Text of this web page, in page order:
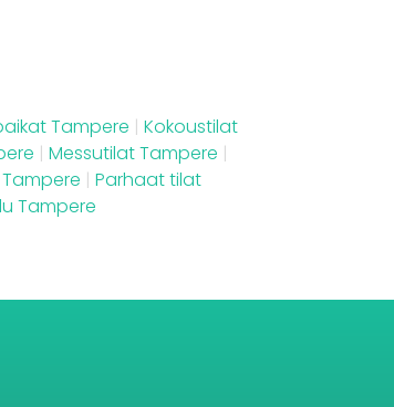
Tampere | Kokoustilat
| Messutilat Tampere |
| Parhaat tilat
Tampere